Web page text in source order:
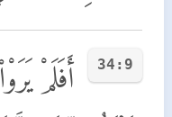
34:9
أَفَلَمْ